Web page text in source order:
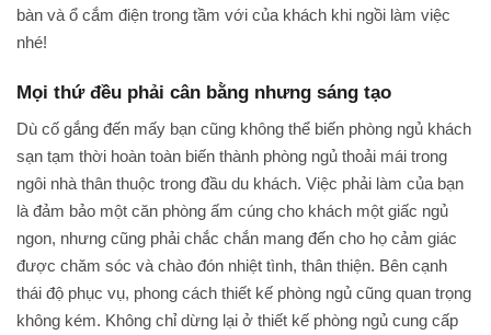
bàn và ổ cắm điện trong tầm với của khách khi ngồi làm việc
nhé!
Mọi thứ đều phải cân bằng nhưng sáng tạo
Dù cố gắng đến mấy bạn cũng không thể biến phòng ngủ khách
sạn tạm thời hoàn toàn biến thành phòng ngủ thoải mái trong
ngôi nhà thân thuộc trong đầu du khách. Việc phải làm của bạn
là đảm bảo một căn phòng ấm cúng cho khách một giấc ngủ
ngon, nhưng cũng phải chắc chắn mang đến cho họ cảm giác
được chăm sóc và chào đón nhiệt tình, thân thiện. Bên cạnh
thái độ phục vụ, phong cách thiết kế phòng ngủ cũng quan trọng
không kém. Không chỉ dừng lại ở thiết kế phòng ngủ cung cấp